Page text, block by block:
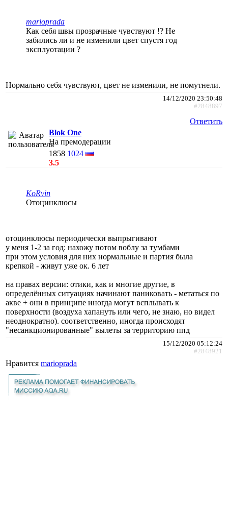
marioprada
Как себя швы прозрачные чувствуют !? Не
забились ли и не изменили цвет спустя год
эксплуотации ?
Нормально себя чувствуют, цвет не изменили, не помутнели.
14/12/2020 23:50:48
#2848897
Ответить
Blok One
На премодерации
1858 1024
3.5
KoRvin
Отоцинклюсы
отоцинклюсы периодически выпрыгивают
у меня 1-2 за год: нахожу потом воблу за тумбами
при этом условия для них нормальные и партия была
крепкой - живут уже ок. 6 лет
на правах версии: отики, как и многие другие, в
определённых ситуациях начинают паниковать - метаться по
акве + они в принципе иногда могут всплывать к
поверхности (воздуха хапануть или чего, не знаю, но видел
неоднократно). соответственно, иногда происходят
"несанкционированные" вылеты за территорию ппд
15/12/2020 05:12:24
#2848921
Нравится marioprada